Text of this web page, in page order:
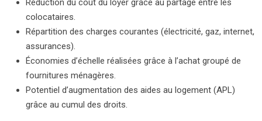
Réduction du coût du loyer grâce au partage entre les
colocataires.
Répartition des charges courantes (électricité, gaz, internet,
assurances).
Économies d’échelle réalisées grâce à l’achat groupé de
fournitures ménagères.
Potentiel d’augmentation des aides au logement (APL)
grâce au cumul des droits.